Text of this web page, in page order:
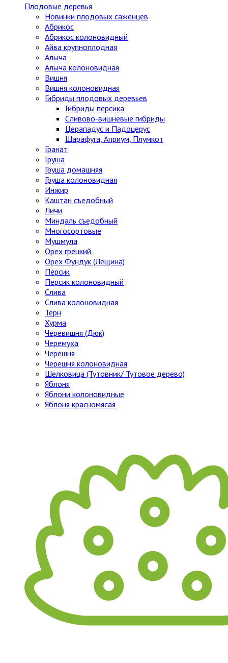
Плодовые деревья
Новинки плодовых саженцев
Абрикос
Абрикос колоновидный
Айва крупноплодная
Алыча
Алыча колоновидная
Вишня
Вишня колоновидная
Гибриды плодовых деревьев
Гибриды персика
Сливово-вишневые гибриды
Церападус и Падоцерус
Шарафуга, Априум, Плумкот
Гранат
Груша
Груша домашняя
Груша колоновидная
Инжир
Каштан съедобный
Личи
Миндаль съедобный
Многосортовые
Мушмула
Орех грецкий
Орех Фундук (Лещина)
Персик
Персик колоновидный
Слива
Слива колоновидная
Тёрн
Хурма
Черевишня (Дюк)
Черемуха
Черешня
Черешня колоновидная
Шелковица (Тутовник/ Тутовое дерево)
Яблоня
Яблони колоновидные
Яблоня красномясая